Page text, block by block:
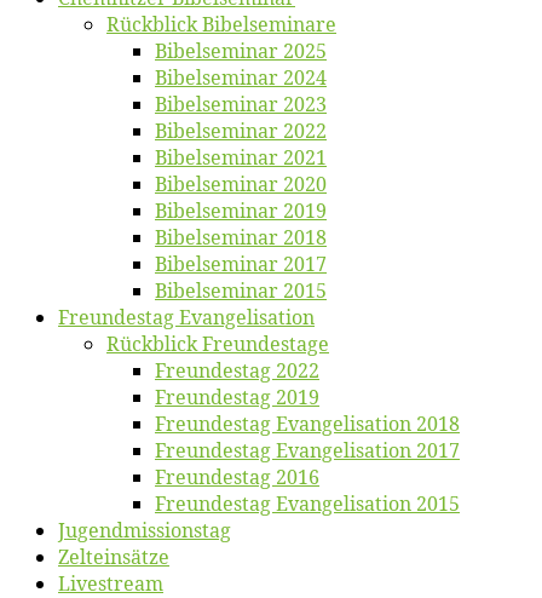
Rück­blick Bibelseminare
Bi­bel­se­mi­nar 2025
Bi­bel­se­mi­nar 2024
Bi­bel­se­mi­nar 2023
Bi­bel­se­mi­nar 2022
Bi­bel­se­mi­nar 2021
Bi­bel­se­mi­nar 2020
Bi­bel­se­mi­nar 2019
Bi­bel­se­mi­nar 2018
Bibelsemi­nar 2017
Bibelsemi­nar 2015
Freun­des­tag Evangelisation
Rück­blick Freundestage
Freun­des­tag 2022
Freun­des­tag 2019
Freun­des­tag Evan­ge­li­sa­ti­on 2018
Freun­des­tag Evan­ge­li­sa­ti­on 2017
Freun­des­tag 2016
Freun­des­tag Evan­ge­li­sa­ti­on 2015
Jugend­mis­sions­tag
Zelt­ein­sät­ze
Live­stream